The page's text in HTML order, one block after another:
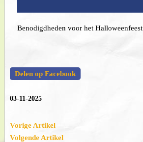
Benodigdheden voor het Halloweenfeest
Delen op Facebook
03-11-2025
Vorige Artikel
Volgende Artikel